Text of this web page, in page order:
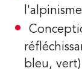
bleu,